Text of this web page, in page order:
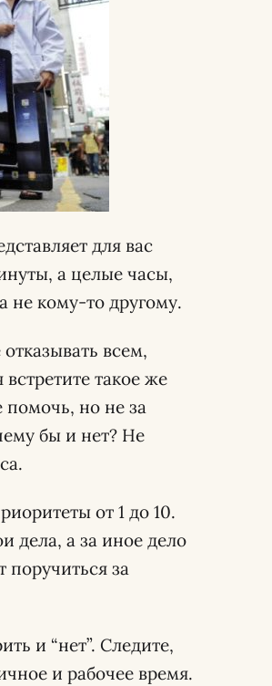
для вас
а целые часы,
не кому-то другому.
всем,
такое же
но не за
бы и нет? Не
от 1 до 10.
дела, а за иное дело
поручиться за
и “нет”. Следите,
и рабочее время.